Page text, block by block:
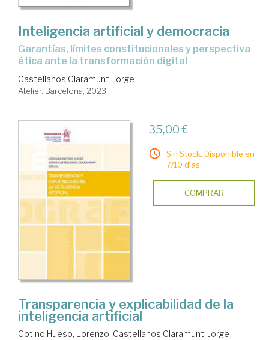
Inteligencia artificial y democracia
garantías, límites constitucionales y perspectiva
ética ante la transformación digital
Castellanos Claramunt, Jorge
Atelier. Barcelona, 2023
35,00 €
Sin Stock. Disponible en
7/10 días.
COMPRAR
Transparencia y explicabilidad de la
inteligencia artificial
Cotino Hueso, Lorenzo; Castellanos Claramunt, Jorge